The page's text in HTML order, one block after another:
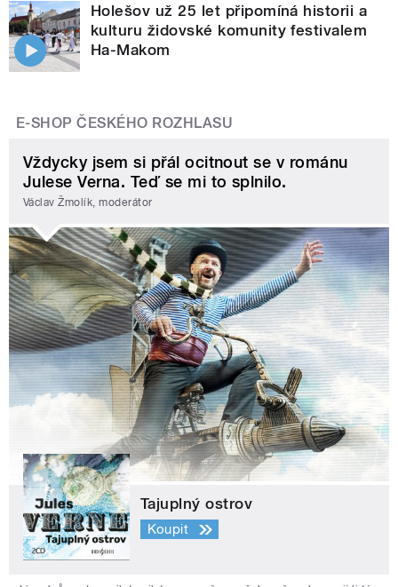
Holešov už 25 let připomíná historii a
kulturu židovské komunity festivalem
Ha-Makom
E-SHOP ČESKÉHO ROZHLASU
Vždycky jsem si přál ocitnout se v románu
Julese Verna. Teď se mi to splnilo.
Václav Žmolík, moderátor
Tajuplný ostrov
Koupit